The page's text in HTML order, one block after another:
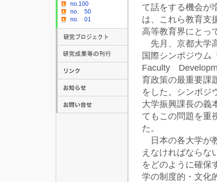
no.100
no. 50
no. 01
て話をする機会が
は、これら教育支
高等教育界にとっ
先月、京都大学
国際シンポジウ
Faculty
育政策の最重要課
をした。シンポジ
大学振興課長の義
てもこの問題を重
た。
日本の各大学が
えなければならな
をどのように確保
学の制度的・文化